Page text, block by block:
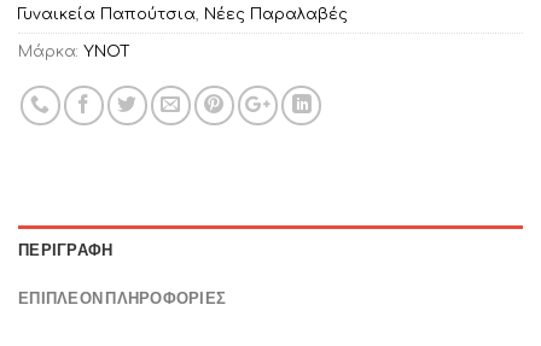
Γυναικεία Παπούτσια, Νέες Παραλαβές
Μάρκα: YNOT
ΠΕΡΙΓΡΑΦΉ
ΕΠΙΠΛΈΟΝ ΠΛΗΡΟΦΟΡΊΕΣ